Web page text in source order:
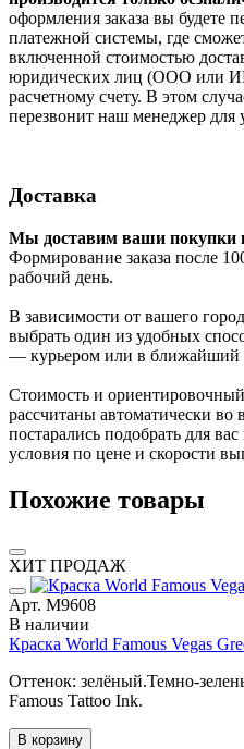
оформления заказа вы будете
платежной системы, где
включенной стоимостью
юридических лиц (ООО или
расчетному счету. В этом
перезвонит наш менеджер для
Доставка
Мы доставим ваши покупки
Формирование заказа после
рабочий день.
В зависимости от вашего
выбрать один из удобных
— курьером или в ближайший
Стоимость и ориентировочный
рассчитаны автоматически
постарались подобрать для
условия по цене и скорости
Похожие товары
ХИТ ПРОДАЖ
Арт. М9608
В наличии
Краска World Famous Vegas
Оттенок: зелёный.Темно-
Famous Tattoo Ink.
В корзину